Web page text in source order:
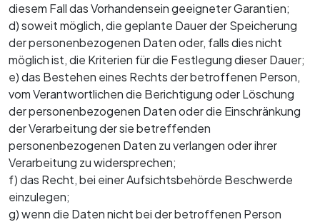
diesem Fall das Vorhandensein geeigneter Garantien;
d) soweit möglich, die geplante Dauer der Speicherung
der personenbezogenen Daten oder, falls dies nicht
möglich ist, die Kriterien für die Festlegung dieser Dauer;
e) das Bestehen eines Rechts der betroffenen Person,
vom Verantwortlichen die Berichtigung oder Löschung
der personenbezogenen Daten oder die Einschränkung
der Verarbeitung der sie betreffenden
personenbezogenen Daten zu verlangen oder ihrer
Verarbeitung zu widersprechen;
f) das Recht, bei einer Aufsichtsbehörde Beschwerde
einzulegen;
g) wenn die Daten nicht bei der betroffenen Person